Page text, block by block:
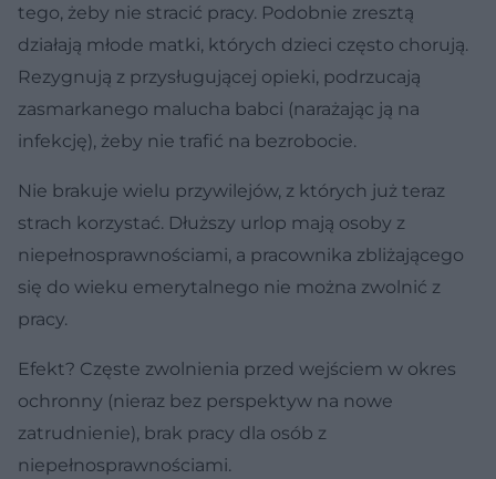
tego, żeby nie stracić pracy. Podobnie zresztą
działają młode matki, których dzieci często chorują.
Rezygnują z przysługującej opieki, podrzucają
zasmarkanego malucha babci (narażając ją na
infekcję), żeby nie trafić na bezrobocie.
Nie brakuje wielu przywilejów, z których już teraz
strach korzystać. Dłuższy urlop mają osoby z
niepełnosprawnościami, a pracownika zbliżającego
się do wieku emerytalnego nie można zwolnić z
pracy.
Efekt? Częste zwolnienia przed wejściem w okres
ochronny (nieraz bez perspektyw na nowe
zatrudnienie), brak pracy dla osób z
niepełnosprawnościami.